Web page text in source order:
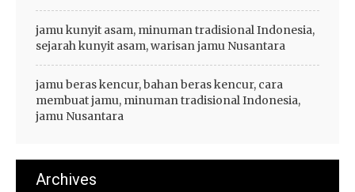
jamu kunyit asam, minuman tradisional Indonesia,
sejarah kunyit asam, warisan jamu Nusantara
jamu beras kencur, bahan beras kencur, cara
membuat jamu, minuman tradisional Indonesia,
jamu Nusantara
Archives